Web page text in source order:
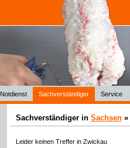
Notdienst Sachverständiger Service
Sachverständiger in Sachsen»
Leider keinen Treffer in Zwickau